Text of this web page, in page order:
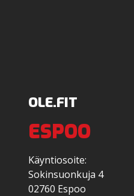
OLE.FIT
ESPOO
Käyntiosoite:
Sokinsuonkuja 4
02760 Espoo